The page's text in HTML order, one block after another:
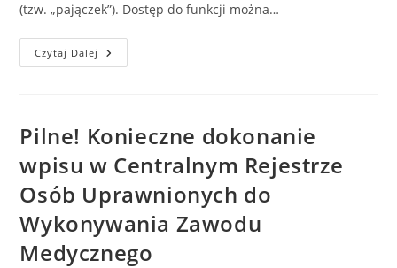
(tzw. „pajączek”). Dostęp do funkcji można…
Czytaj Dalej
Pilne! Konieczne dokonanie
wpisu w Centralnym Rejestrze
Osób Uprawnionych do
Wykonywania Zawodu
Medycznego